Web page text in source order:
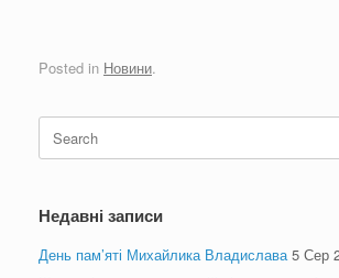
Posted in Новини.
Search
for:
Недавні записи
День пам’яті Михайлика Владислава 5 Сер